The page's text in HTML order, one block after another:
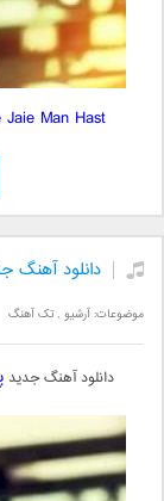
Man Hast
دانلود آهنگ
موضوعات:آرشیو ,تک آهنگ
دانلود آهنگ جدید